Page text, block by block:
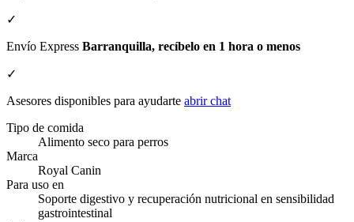
✓
Envío Express Barranquilla, recíbelo en 1 hora o menos
✓
Asesores disponibles para ayudarte abrir chat
Tipo de comida
Alimento seco para perros
Marca
Royal Canin
Para uso en
Soporte digestivo y recuperación nutricional en sensibilidad
gastrointestinal